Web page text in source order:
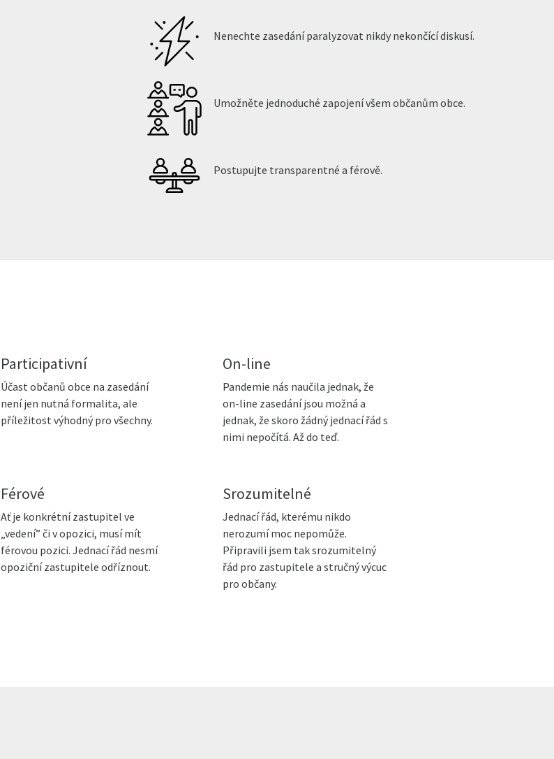
Nenechte zasedání paralyzovat nikdy nekončící diskusí.
Umožněte jednoduché zapojení všem občanům obce.
Postupujte transparentné a férově.
Participativní
Účast občanů obce na zasedání
není jen nutná formalita, ale
příležitost výhodný pro všechny.
On-line
Pandemie nás naučila jednak, že
on-line zasedání jsou možná a
jednak, že skoro žádný jednací řád s
nimi nepočítá. Až do teď.
Férové
Ať je konkrétní zastupitel ve
„vedení” či v opozici, musí mít
férovou pozici. Jednací řád nesmí
opoziční zastupitele odříznout.
Srozumitelné
Jednací řád, kterému nikdo
nerozumí moc nepomůže.
Připravili jsem tak srozumitelný
řád pro zastupitele a stručný výcuc
pro občany.